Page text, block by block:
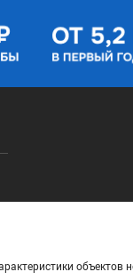
объектов